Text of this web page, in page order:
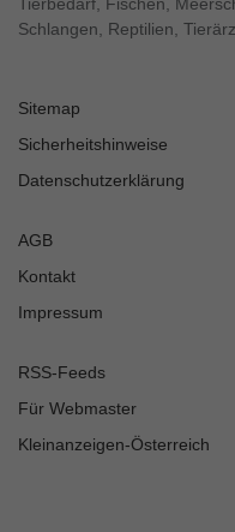
Tierbedarf, Fischen,
Schlangen, Reptilien,
Sitemap
Sicherheitshinweise
Datenschutzerklärung
AGB
Kontakt
Impressum
RSS-Feeds
Für Webmaster
Kleinanzeigen-Österreich